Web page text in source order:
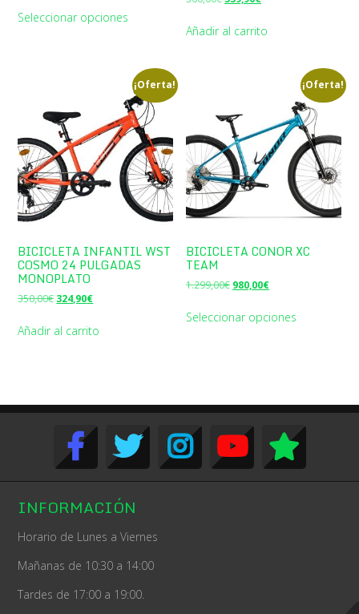
originalactual
Seleccionar opciones
original actual
Añadir al carrito
¡Oferta!
BICICLETA INFANTIL WST
COSMO 24 PULGADAS
MONOPLATO
350,00€ El
original
324,90€El
actual
Añadir al carrito
¡Oferta!
BICICLETA CONOR XC
TEAM
1.299,00€ El
original
980,00€El
actual
Seleccionar opciones
INFORMACIÓN
Horario de Lunes a Viernes
Mañanas de 10:30 a 14:00
Tardes de 17:00 a 19:00.